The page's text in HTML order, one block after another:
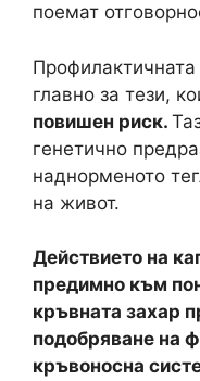
поемат
главно за тези,
повишен риск.
генетично
наднорменото
на живот.
Действието на
предимно към
кръвната захар
подобряване на
кръвоносна